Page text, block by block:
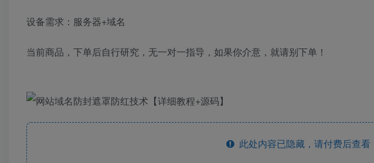
设备需求：服务器+域名
当前商品，下单后自行研究，无一对一指导，如果你介意，就请别下单！
此处内容已隐藏，请付费后查看